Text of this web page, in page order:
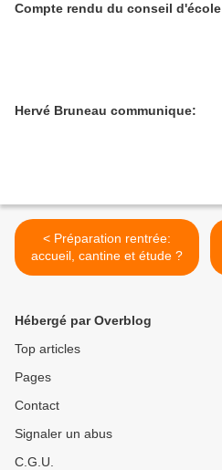
Compte rendu du conseil d'école
Hervé Bruneau communique:
< Préparation rentrée:
accueil, cantine et étude ?
Hébergé par Overblog
Top articles
Pages
Contact
Signaler un abus
C.G.U.